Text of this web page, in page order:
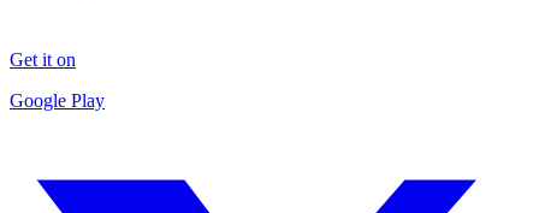
Get it on
Google Play